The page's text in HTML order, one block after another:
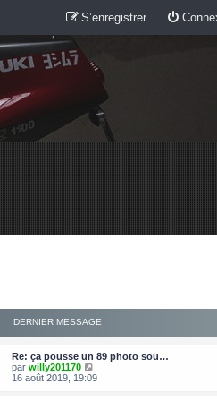
S’enregistrer
DERNIER MESSAGE
Re: ça pousse un 89 photo sou…
par willy201170
o
16 août 2019, 19:09